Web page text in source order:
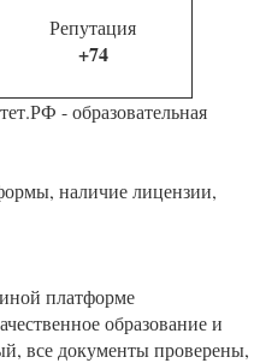
Репутация
+74
- образовательная
наличие лицензии,
платформе
образование и
все документы проверены,